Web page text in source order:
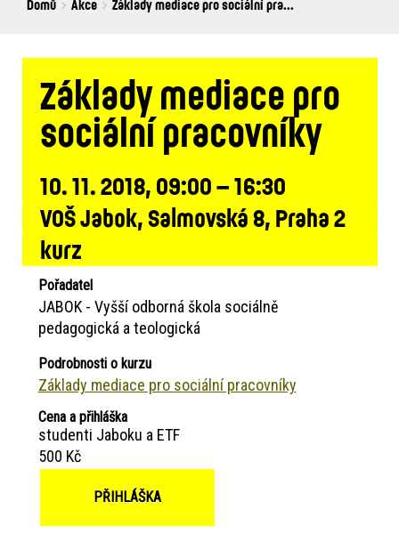
Breadcrumbs
You
Domů Akce Základy mediace pro sociální pra...
Základy mediace pro
sociální pracovníky
10. 11. 2018, 09:00 – 16:30
VOŠ Jabok, Salmovská 8, Praha 2
kurz
Pořadatel
JABOK - Vyšší odborná škola sociálně
pedagogická a teologická
Podrobnosti o kurzu
Základy mediace pro sociální pracovníky
Cena a přihláška
studenti Jaboku a ETF
500 Kč
PŘIHLÁŠKA